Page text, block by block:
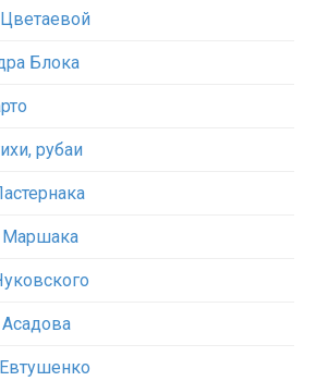
Блока
рубаи
Маршака